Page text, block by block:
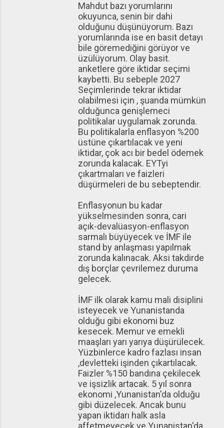
Mahdut bazı yorumlarını
okuyunca, senin bir dahi
olduğunu düşünüyorum. Bazı
yorumlarında ise en basit detayı
bile göremediğini görüyor ve
üzülüyorum. Olay basit.
anketlere göre iktidar seçimi
kaybetti. Bu sebeple 2027
Seçimlerinde tekrar iktidar
olabilmesi için , şuanda mümkün
olduğunca genişlemeci
politikalar uygulamak zorunda.
Bu politikalarla enflasyon %200
üstüne çıkartılacak ve yeni
iktidar, çok acı bir bedel ödemek
zorunda kalacak. EYTyi
çıkartmaları ve faizleri
düşürmeleri de bu sebeptendir.
Enflasyonun bu kadar
yükselmesinden sonra, cari
açık-devalüasyon-enflasyon
sarmalı büyüyecek ve İMF ile
stand by anlaşması yapılmak
zorunda kalınacak. Aksi takdirde
dış borçlar çevrilemez duruma
gelecek.
İMF ilk olarak kamu mali disiplini
isteyecek ve Yunanistanda
olduğu gibi ekonomi buz
kesecek. Memur ve emekli
maaşları yarı yarıya düşürülecek.
Yüzbinlerce kadro fazlası insan
,devletteki işinden çıkartılacak.
Faizler %150 bandına çekilecek
ve işsizlik artacak. 5 yıl sonra
ekonomi ,Yunanistan'da olduğu
gibi düzelecek. Ancak bunu
yapan iktidarı halk asla
affetmeyecek ve Yunanistan'da